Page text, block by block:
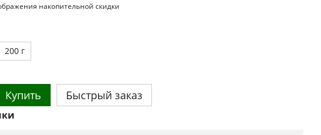
накопительной скидки
200 г
Купить Быстрый заказ